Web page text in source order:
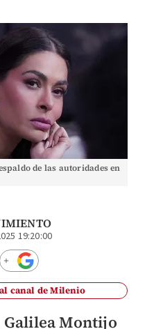
de las autoridades en
19:20:00
canal de Milenio
Galilea Montijo